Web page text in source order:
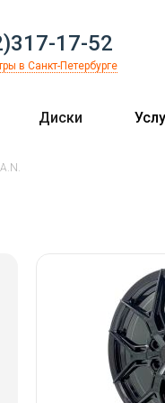
17-52
в Санкт-Петербурге
Диски